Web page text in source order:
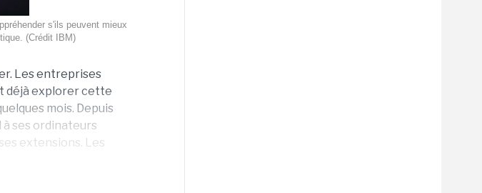
s'ils peuvent mieux
(Crédit IBM)
Les entreprises
déjà explorer cette
mois. Depuis
à ses ordinateurs
extensions. Les